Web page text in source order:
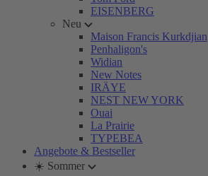
EISENBERG
Neu
Maison Francis Kurkdjian
Penhaligon's
Widian
New Notes
IRÄYE
NEST NEW YORK
Ouai
La Prairie
TYPEBEA
Angebote & Bestseller
☀️ Sommer